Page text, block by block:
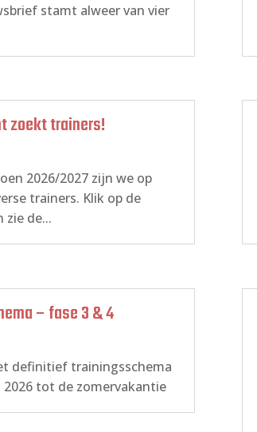
stamt alweer van vier
zoekt trainers!
2026/2027 zijn we op
trainers. Klik op de
zie de...
– fase 3 & 4
definitief trainingsschema
tot de zomervakantie